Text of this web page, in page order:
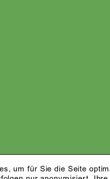
um für Sie die Seite